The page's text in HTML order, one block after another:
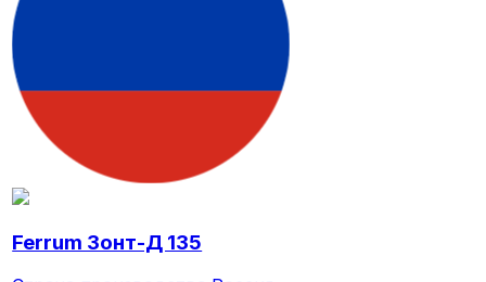
Ferrum Зонт-Д 135